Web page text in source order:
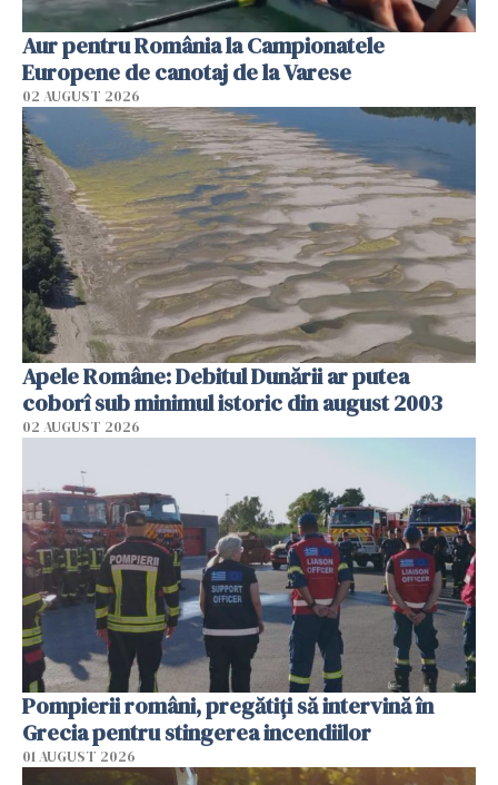
Aur pentru România la Campionatele
Europene de canotaj de la Varese
02 AUGUST 2026
Apele Române: Debitul Dunării ar putea
coborî sub minimul istoric din august 2003
02 AUGUST 2026
Pompierii români, pregătiţi să intervină în
Grecia pentru stingerea incendiilor
01 AUGUST 2026